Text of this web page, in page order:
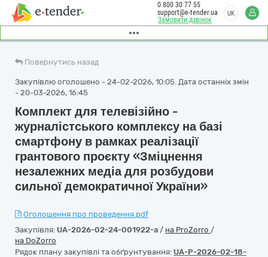
Замовити дзвінок
0 800 30 77 55
support@e-tender.ua
UK
Повернутись назад
Закупівлю оголошено - 24-02-2026, 10:05. Дата останніх змін
- 20-03-2026, 16:45
Комплект для телевізійно -
журналістського комплексу на базі
смартфону в рамках реалізації
грантового проєкту «Зміцнення
незалежних медіа для розбудови
сильної демократичної України»
Оголошення про проведення.pdf
Закупівля: UA-2026-02-24-001922-a / на ProZorro /
на DoZorro
Рядок плану закупівлі та обґрунтування: UA-P-2026-02-18-